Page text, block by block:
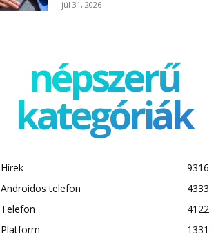
júl 31, 2026
népszerű
kategóriák
Hírek
9316
Androidos telefon
4333
Telefon
4122
Platform
1331